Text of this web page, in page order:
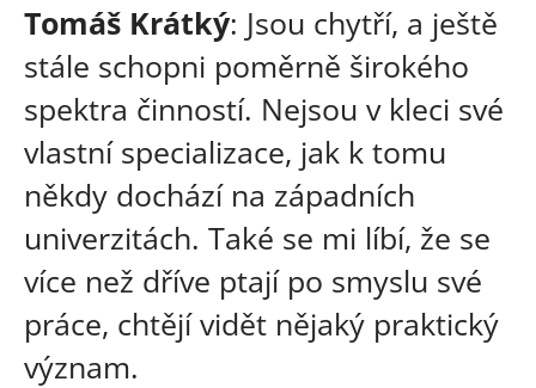
Tomáš Krátký: Jsou chytří, a ještě
stále schopni poměrně širokého
spektra činností. Nejsou v kleci své
vlastní specializace, jak k tomu
někdy dochází na západních
univerzitách. Také se mi líbí, že se
více než dříve ptají po smyslu své
práce, chtějí vidět nějaký praktický
význam.